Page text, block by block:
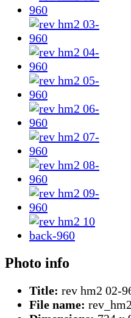
Photo info
Title: rev hm2 02-
File name: